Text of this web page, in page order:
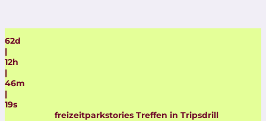
62d
|
12h
|
46m
|
18s
freizeitparkstories Treffen in Tripsdrill